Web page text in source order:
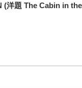
(洋題 The Cabin in